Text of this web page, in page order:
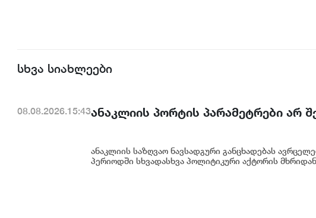
სხვა სიახლეები
08.08.2026.15:43ანაკლიის პორტის პარამეტრები არ
ანაკლიის საზღვაო ნავსადგური განცხადებას
პერიოდში სხვადასხვა პოლიტიკური აქტორის